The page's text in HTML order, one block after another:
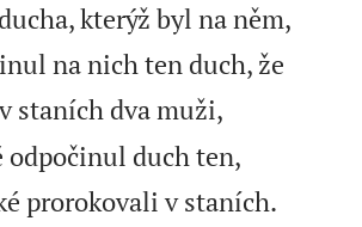
kterýž byl na něm,
na nich ten duch, že
staních dva muži,
odpočinul duch ten,
prorokovali v staních.